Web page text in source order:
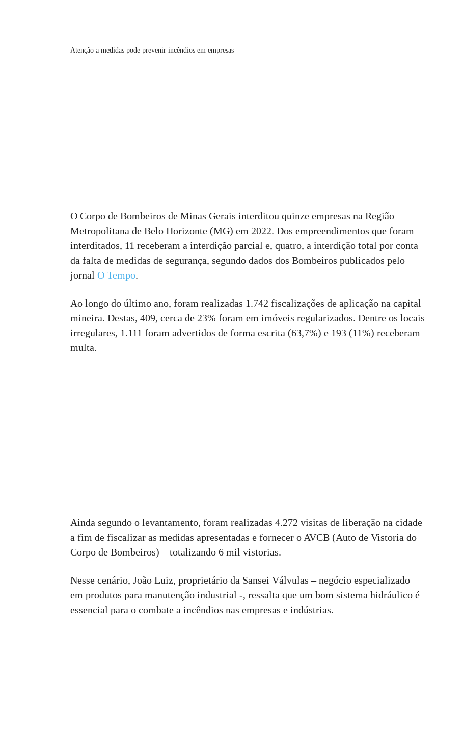
Atenção a medidas pode prevenir incêndios em empresas
O Corpo de Bombeiros de Minas Gerais interditou quinze empresas na Região
Metropolitana de Belo Horizonte (MG) em 2022. Dos empreendimentos que foram
interditados, 11 receberam a interdição parcial e, quatro, a interdição total por conta
da falta de medidas de segurança, segundo dados dos Bombeiros publicados pelo
jornal O Tempo.
Ao longo do último ano, foram realizadas 1.742 fiscalizações de aplicação na capital
mineira. Destas, 409, cerca de 23% foram em imóveis regularizados. Dentre os locais
irregulares, 1.111 foram advertidos de forma escrita (63,7%) e 193 (11%) receberam
multa.
Ainda segundo o levantamento, foram realizadas 4.272 visitas de liberação na cidade
a fim de fiscalizar as medidas apresentadas e fornecer o AVCB (Auto de Vistoria do
Corpo de Bombeiros) – totalizando 6 mil vistorias.
Nesse cenário, João Luiz, proprietário da Sansei Válvulas – negócio especializado
em produtos para manutenção industrial -, ressalta que um bom sistema hidráulico é
essencial para o combate a incêndios nas empresas e indústrias.